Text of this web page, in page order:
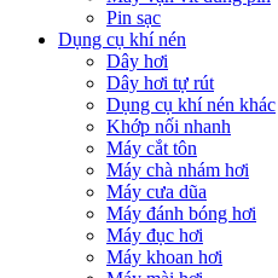
Pin sạc
Dụng cụ khí nén
Dây hơi
Dây hơi tự rút
Dụng cụ khí nén khác
Khớp nối nhanh
Máy cắt tôn
Máy chà nhám hơi
Máy cưa dũa
Máy đánh bóng hơi
Máy đục hơi
Máy khoan hơi